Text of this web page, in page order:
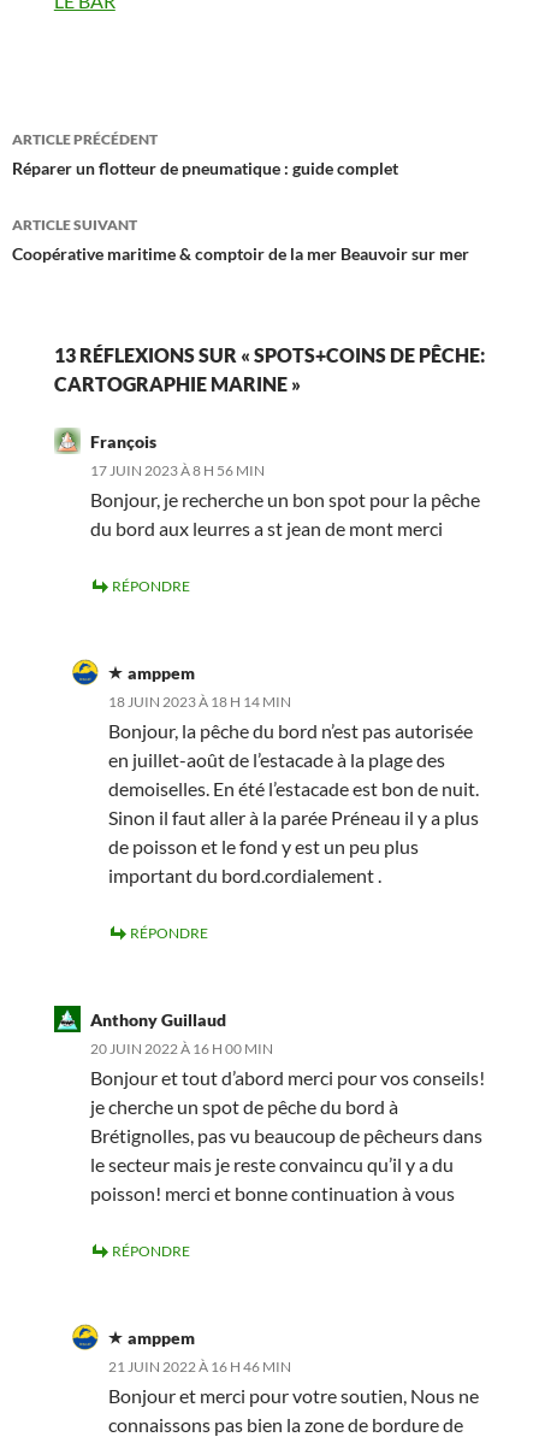
Navigation
des
articles
ARTICLE PRÉCÉDENT
Réparer un flotteur de pneumatique : guide complet
ARTICLE SUIVANT
Coopérative maritime & comptoir de la mer Beauvoir sur mer
13 RÉFLEXIONS SUR « SPOTS+COINS DE PÊCHE:
CARTOGRAPHIE MARINE »
François
17 JUIN 2023 À 8 H 56 MIN
Bonjour, je recherche un bon spot pour la pêche
du bord aux leurres a st jean de mont merci
RÉPONDRE
amppem
18 JUIN 2023 À 18 H 14 MIN
Bonjour, la pêche du bord n’est pas autorisée
en juillet-août de l’estacade à la plage des
demoiselles. En été l’estacade est bon de nuit.
Sinon il faut aller à la parée Préneau il y a plus
de poisson et le fond y est un peu plus
important du bord.cordialement .
RÉPONDRE
Anthony Guillaud
20 JUIN 2022 À 16 H 00 MIN
Bonjour et tout d’abord merci pour vos conseils!
je cherche un spot de pêche du bord à
Brétignolles, pas vu beaucoup de pêcheurs dans
le secteur mais je reste convaincu qu’il y a du
poisson! merci et bonne continuation à vous
RÉPONDRE
amppem
21 JUIN 2022 À 16 H 46 MIN
Bonjour et merci pour votre soutien, Nous ne
connaissons pas bien la zone de bordure de